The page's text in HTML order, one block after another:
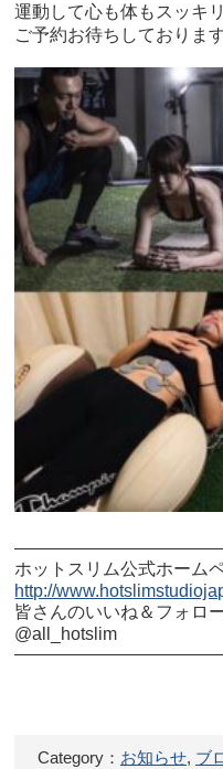
運動して心も体もスッキ
ご予約お待ちしておりま
ホットスリム公式ホーム
http://
皆さんのいいね＆フォロ
@all_hotslim
Category： お知らせ, ブ